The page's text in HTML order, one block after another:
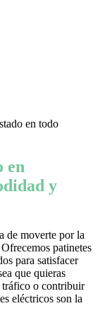
en todo
en
y
de moverte por la
patinetes
para satisfacer
que quieras
tráfico o contribuir
eléctricos son la